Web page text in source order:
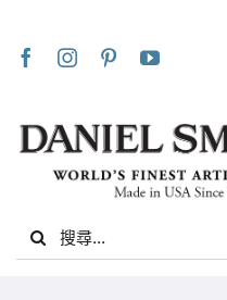
Search
for: